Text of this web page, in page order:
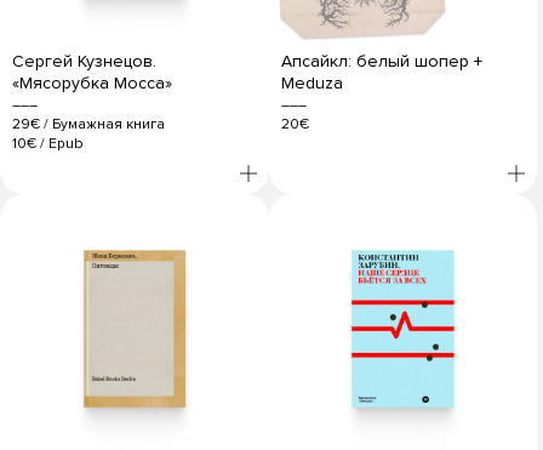
Сергей Кузнецов.
«Мясорубка Мосса»
29€ / Бумажная книга
10€ / Epub
Апсайкл: белый шопер +
Meduza
20€